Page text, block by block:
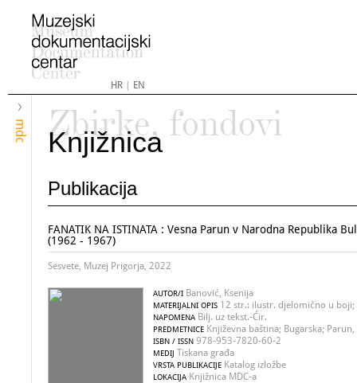
HR| EN
mdc
Zbirke, fondovi
Knjižnica
Publikacija
FANATIK NA ISTINATA : Vesna Parun v Narodna Republika
(1962 - 1967)
Sesvete, Muzej Prigorja, 2022
AUTOR/I Banović, Ksenija
MATERIJALNI OPIS 12 str.: ilustr. djelomično u boji;
NAPOMENA Bilj. uz tekst.-Ćir.
PREDMETNICE Književna baština; Bugarska; Parun,
ISBN / ISSN 978-953-7820-60-2
MEDIJ Tiskana građa
VRSTA PUBLIKACIJE Katalog izložbe
LOKACIJA Knjižnica MDC-a